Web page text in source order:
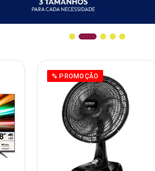
% PROMOÇÃO